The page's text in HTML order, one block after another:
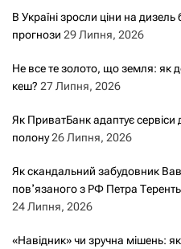
В Україні зросли ціни на
прогнози 29 Липня, 2026
Не все те золото, що земля: як
кеш? 27 Липня, 2026
Як ПриватБанк адаптує сервіси
полону26 Липня, 2026
Як скандальний забудовник
повʼязаного з РФ Петра
24 Липня, 2026
«Навідник» чи зручна мішень: